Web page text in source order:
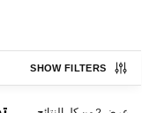
SHOW FILTERS